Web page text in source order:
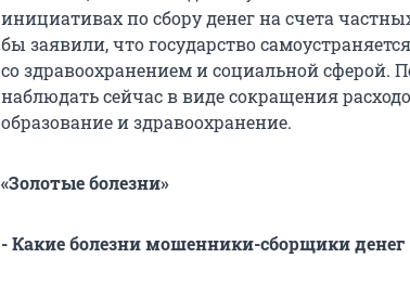
инициативах по сбору денег на счета
бы заявили, что государство
со здравоохранением и социальной
наблюдать сейчас в виде сокращения
образование и здравоохранение.
«Золотые болезни»
- Какие болезни мошенники-сборщики денег